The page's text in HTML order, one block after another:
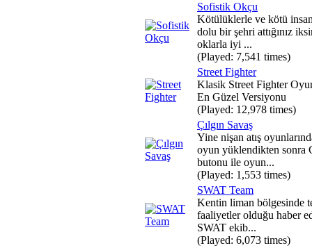
Sofistik Okçu
Kötülüklerle ve kötü
dolu bir şehri attığınız
oklarla iyi ...
(Played: 7,541 times)
Street Fighter
Klasik Street Fighter
En Güzel Versiyonu
(Played: 12,978 times)
Çılgın Savaş
Yine nişan atış
oyun yüklendikten sonra
butonu ile oyun...
(Played: 1,553 times)
SWAT Team
Kentin liman bölgesinde
faaliyetler olduğu haber
SWAT ekib...
(Played: 6,073 times)